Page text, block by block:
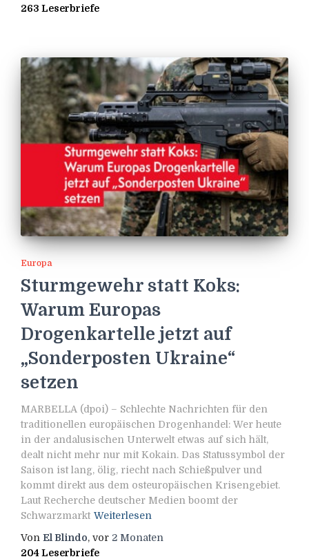
263 Leserbriefe
Europa
Sturmgewehr statt Koks:
Warum Europas
Drogenkartelle jetzt auf
„Sonderposten Ukraine“
setzen
MARBELLA (dpoi) – Schlechte Nachrichten für den
traditionellen europäischen Drogenhandel: Wer heute
in der andalusischen Unterwelt etwas auf sich hält,
dealt nicht mehr nur mit Kokain. Das Statussymbol der
Saison ist lang, ölig, riecht nach Schießpulver und
kommt direkt aus dem osteuropäischen Krisengebiet.
Laut Recherche deutscher Medien boomt der
Schwarzmarkt Weiterlesen
Von El Blindo, vor 2 Monaten
204 Leserbriefe